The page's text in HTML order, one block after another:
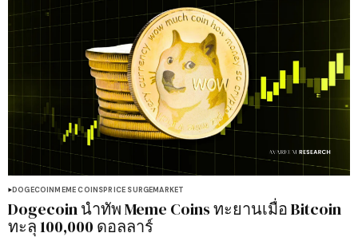
DOGECOINMEME COINSPRICE SURGEMARKET
Dogecoin นำทัพ Meme Coins ทะยานเมื่อ Bitcoin
ทะลุ 100,000 ดอลลาร์